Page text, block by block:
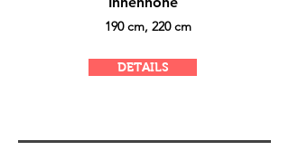
190 cm, 220 cm
DETAILS